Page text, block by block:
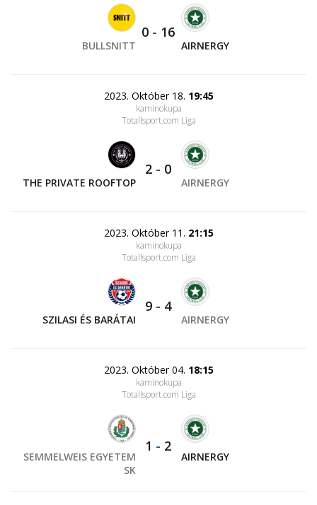
BULLSNITT
0 - 16
AIRNERGY
2023. Október 18. 19:45
kaminokupa
Totallsport.com Liga
THE PRIVATE ROOFTOP
2 - 0
AIRNERGY
2023. Október 11. 21:15
kaminokupa
Totallsport.com Liga
SZILASI ÉS BARÁTAI
9 - 4
AIRNERGY
2023. Október 04. 18:15
kaminokupa
Totallsport.com Liga
SEMMELWEIS EGYETEM
SK
1 - 2
AIRNERGY